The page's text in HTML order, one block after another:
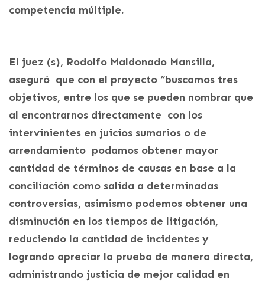
competencia múltiple.
El juez (s), Rodolfo Maldonado Mansilla,
aseguró que con el proyecto “buscamos tres
objetivos, entre los que se pueden nombrar que
al encontrarnos directamente con los
intervinientes en juicios sumarios o de
arrendamiento podamos obtener mayor
cantidad de términos de causas en base a la
conciliación como salida a determinadas
controversias, asimismo podemos obtener una
disminución en los tiempos de litigación,
reduciendo la cantidad de incidentes y
logrando apreciar la prueba de manera directa,
administrando justicia de mejor calidad en